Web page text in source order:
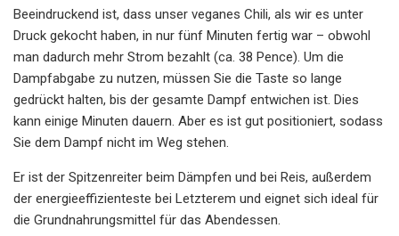
Beeindruckend ist, dass unser veganes Chili, als wir es unter
Druck gekocht haben, in nur fünf Minuten fertig war – obwohl
man dadurch mehr Strom bezahlt (ca. 38 Pence). Um die
Dampfabgabe zu nutzen, müssen Sie die Taste so lange
gedrückt halten, bis der gesamte Dampf entwichen ist. Dies
kann einige Minuten dauern. Aber es ist gut positioniert, sodass
Sie dem Dampf nicht im Weg stehen.
Er ist der Spitzenreiter beim Dämpfen und bei Reis, außerdem
der energieeffizienteste bei Letzterem und eignet sich ideal für
die Grundnahrungsmittel für das Abendessen.